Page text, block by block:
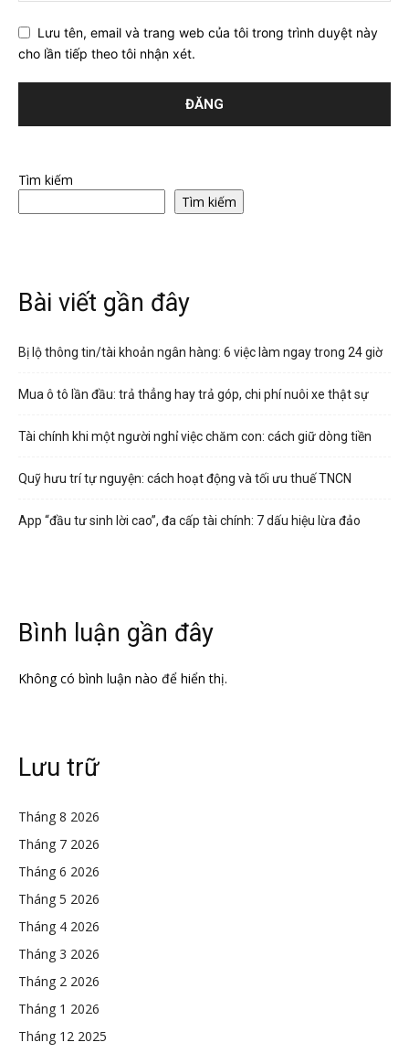
Lưu tên, email và trang web của tôi trong trình duyệt này
cho lần tiếp theo tôi nhận xét.
Tìm kiếm
Tìm kiếm
Bài viết gần đây
Bị lộ thông tin/tài khoản ngân hàng: 6 việc làm ngay trong 24 giờ
Mua ô tô lần đầu: trả thẳng hay trả góp, chi phí nuôi xe thật sự
Tài chính khi một người nghỉ việc chăm con: cách giữ dòng tiền
Quỹ hưu trí tự nguyện: cách hoạt động và tối ưu thuế TNCN
App “đầu tư sinh lời cao”, đa cấp tài chính: 7 dấu hiệu lừa đảo
Bình luận gần đây
Không có bình luận nào để hiển thị.
Lưu trữ
Tháng 8 2026
Tháng 7 2026
Tháng 6 2026
Tháng 5 2026
Tháng 4 2026
Tháng 3 2026
Tháng 2 2026
Tháng 1 2026
Tháng 12 2025